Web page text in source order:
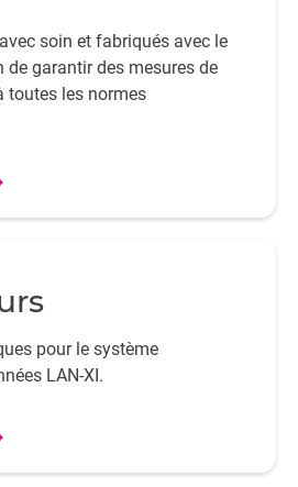
soin et fabriqués avec le
garantir des mesures de
toutes les normes
pour le système
LAN-XI.